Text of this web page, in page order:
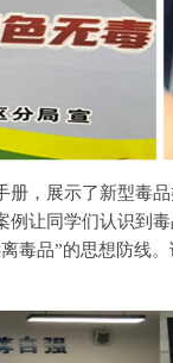
，展示了新型毒
让同学们认识到
毒品”的思想防线